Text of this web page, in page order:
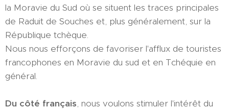
la Moravie du Sud où se situent les traces principales
de Raduit de Souches et, plus généralement, sur la
République tchèque.
Nous nous efforçons de favoriser l'afflux de touristes
francophones en Moravie du sud et en Tchéquie en
général.
Du côté français, nous voulons stimuler l'intérêt du